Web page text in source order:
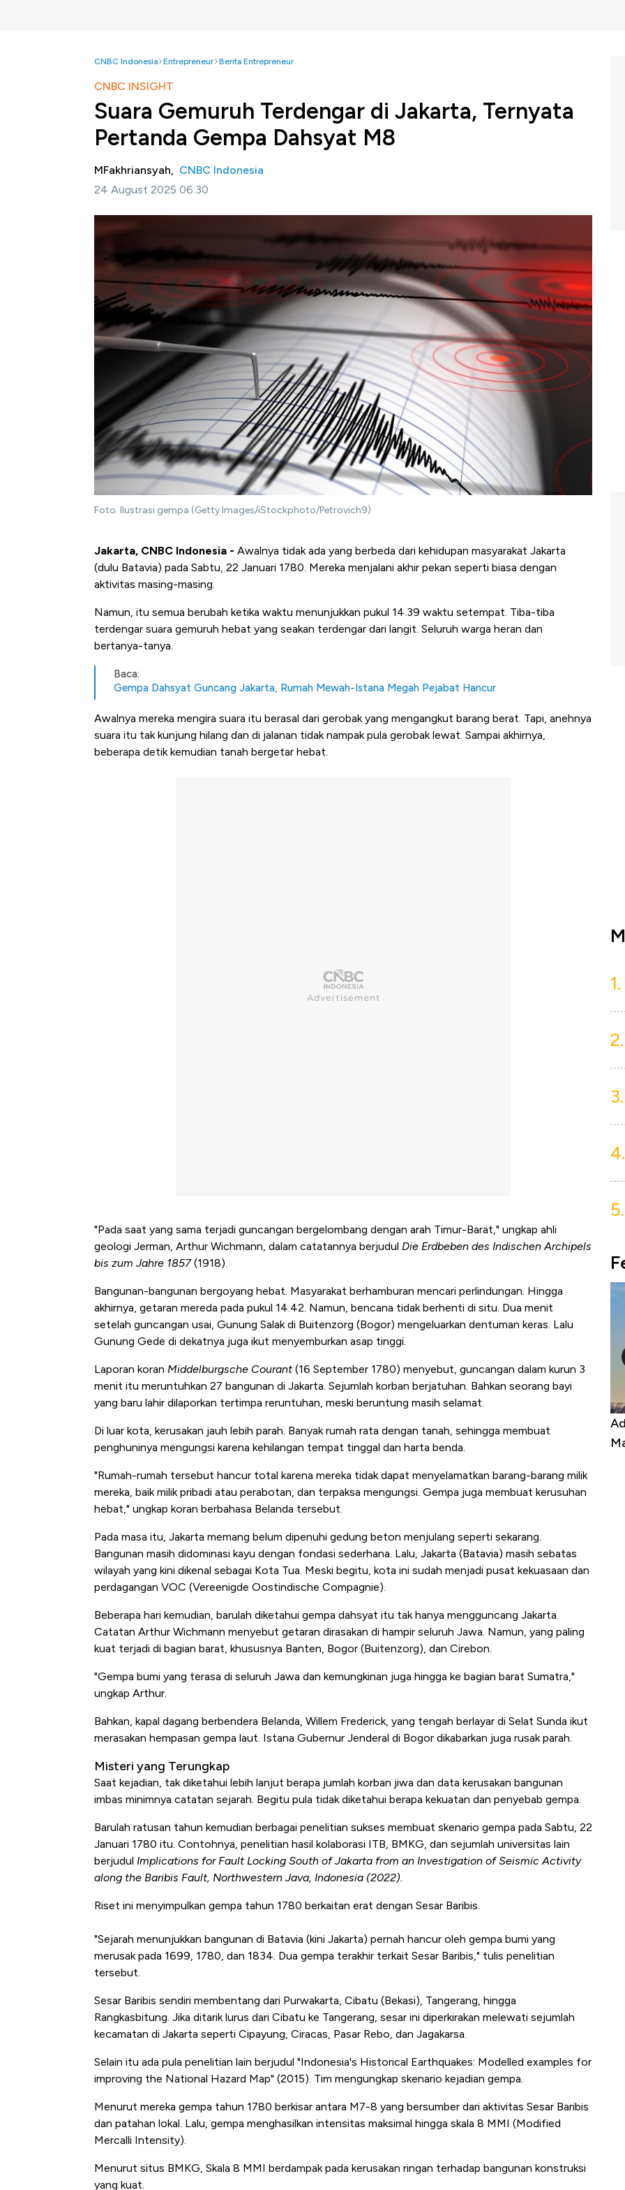
CNBC Indonesia Entrepreneur Berita Entrepreneur
CNBC INSIGHT
Suara Gemuruh Terdengar di Jakarta, Ternyata
Pertanda Gempa Dahsyat M8
MFakhriansyah, CNBC Indonesia
24 August 2025 06:30
Foto: Ilustrasi gempa (Getty Images/iStockphoto/Petrovich9)
Jakarta, CNBC Indonesia - Awalnya tidak ada yang berbeda dari kehidupan masyarakat Jakarta
(dulu Batavia) pada Sabtu, 22 Januari 1780. Mereka menjalani akhir pekan seperti biasa dengan
aktivitas masing-masing.
Namun, itu semua berubah ketika waktu menunjukkan pukul 14.39 waktu setempat. Tiba-tiba
terdengar suara gemuruh hebat yang seakan terdengar dari langit. Seluruh warga heran dan
bertanya-tanya.
Baca:
Gempa Dahsyat Guncang Jakarta, Rumah Mewah-Istana Megah Pejabat Hancur
Awalnya mereka mengira suara itu berasal dari gerobak yang mengangkut barang berat. Tapi, anehnya
suara itu tak kunjung hilang dan di jalanan tidak nampak pula gerobak lewat. Sampai akhirnya,
beberapa detik kemudian tanah bergetar hebat.
"Pada saat yang sama terjadi guncangan bergelombang dengan arah Timur-Barat," ungkap ahli
geologi Jerman, Arthur Wichmann, dalam catatannya berjudul Die Erdbeben des Indischen Archipels
bis zum Jahre 1857(1918).
Bangunan-bangunan bergoyang hebat. Masyarakat berhamburan mencari perlindungan. Hingga
akhirnya, getaran mereda pada pukul 14.42. Namun, bencana tidak berhenti di situ. Dua menit
setelah guncangan usai, Gunung Salak di Buitenzorg (Bogor) mengeluarkan dentuman keras. Lalu
Gunung Gede di dekatnya juga ikut menyemburkan asap tinggi.
Laporan koran Middelburgsche Courant(16 September 1780) menyebut, guncangan dalam kurun 3
menit itu meruntuhkan 27 bangunan di Jakarta. Sejumlah korban berjatuhan. Bahkan seorang bayi
yang baru lahir dilaporkan tertimpa reruntuhan, meski beruntung masih selamat.
Di luar kota, kerusakan jauh lebih parah. Banyak rumah rata dengan tanah, sehingga membuat
penghuninya mengungsi karena kehilangan tempat tinggal dan harta benda.
"Rumah-rumah tersebut hancur total karena mereka tidak dapat menyelamatkan barang-barang milik
mereka, baik milik pribadi atau perabotan, dan terpaksa mengungsi. Gempa juga membuat kerusuhan
hebat," ungkap koran berbahasa Belanda tersebut.
Pada masa itu, Jakarta memang belum dipenuhi gedung beton menjulang seperti sekarang.
Bangunan masih didominasi kayu dengan fondasi sederhana. Lalu, Jakarta (Batavia) masih sebatas
wilayah yang kini dikenal sebagai Kota Tua. Meski begitu, kota ini sudah menjadi pusat kekuasaan dan
perdagangan VOC (Vereenigde Oostindische Compagnie).
Beberapa hari kemudian, barulah diketahui gempa dahsyat itu tak hanya mengguncang Jakarta.
Catatan Arthur Wichmann menyebut getaran dirasakan di hampir seluruh Jawa. Namun, yang paling
kuat terjadi di bagian barat, khususnya Banten, Bogor (Buitenzorg), dan Cirebon.
"Gempa bumi yang terasa di seluruh Jawa dan kemungkinan juga hingga ke bagian barat Sumatra,"
ungkap Arthur.
Bahkan, kapal dagang berbendera Belanda, Willem Frederick, yang tengah berlayar di Selat Sunda ikut
merasakan hempasan gempa laut. Istana Gubernur Jenderal di Bogor dikabarkan juga rusak parah.
Misteri yang Terungkap
Saat kejadian, tak diketahui lebih lanjut berapa jumlah korban jiwa dan data kerusakan bangunan
imbas minimnya catatan sejarah. Begitu pula tidak diketahui berapa kekuatan dan penyebab gempa.
Barulah ratusan tahun kemudian berbagai penelitian sukses membuat skenario gempa pada Sabtu, 22
Januari 1780 itu. Contohnya, penelitian hasil kolaborasi ITB, BMKG, dan sejumlah universitas lain
berjudul Implications for Fault Locking South of Jakarta from an Investigation of Seismic Activity
along the Baribis Fault, Northwestern Java, Indonesia (2022).
Riset ini menyimpulkan gempa tahun 1780 berkaitan erat dengan Sesar Baribis.
"Sejarah menunjukkan bangunan di Batavia (kini Jakarta) pernah hancur oleh gempa bumi yang
merusak pada 1699, 1780, dan 1834. Dua gempa terakhir terkait Sesar Baribis," tulis penelitian
tersebut.
Sesar Baribis sendiri membentang dari Purwakarta, Cibatu (Bekasi), Tangerang, hingga
Rangkasbitung. Jika ditarik lurus dari Cibatu ke Tangerang, sesar ini diperkirakan melewati sejumlah
kecamatan di Jakarta seperti Cipayung, Ciracas, Pasar Rebo, dan Jagakarsa.
Selain itu ada pula penelitian lain berjudul "Indonesia's Historical Earthquakes: Modelled examples for
improving the National Hazard Map" (2015). Tim mengungkap skenario kejadian gempa.
Menurut mereka gempa tahun 1780 berkisar antara M7-8 yang bersumber dari aktivitas Sesar Baribis
dan patahan lokal. Lalu, gempa menghasilkan intensitas maksimal hingga skala 8 MMI (Modified
Mercalli Intensity).
Menurut situs BMKG, Skala 8 MMI berdampak pada kerusakan ringan terhadap bangunan konstruksi
yang kuat.
1.
2.
3.
4.
5.
Kongo Tutup Keran Ekspor, Harga
Tembaga Terbang ke Zona Berbahaya
Adu Panas Kinerja Emiten Minyak RI,
Mana yang Cuannya Paling Menyala?